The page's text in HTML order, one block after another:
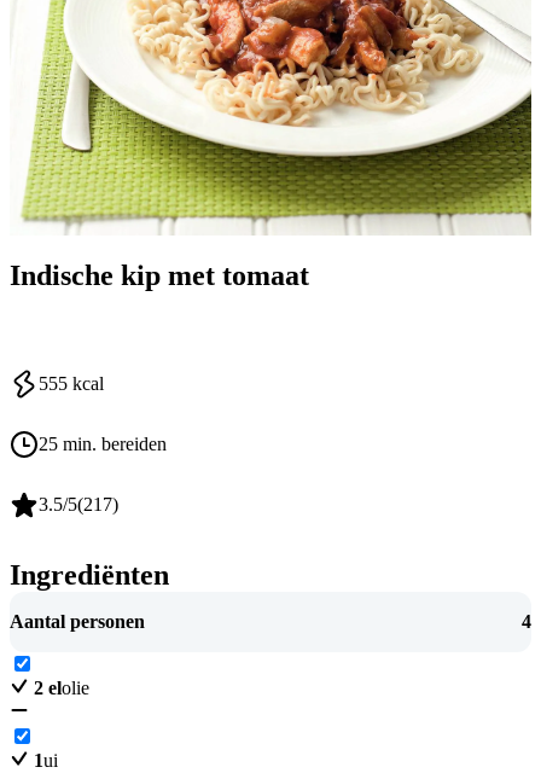
Indische kip met tomaat
555 kcal
25 min. bereiden
3.5/5(217)
Ingrediënten
Aantal personen 4
2 elolie
1ui